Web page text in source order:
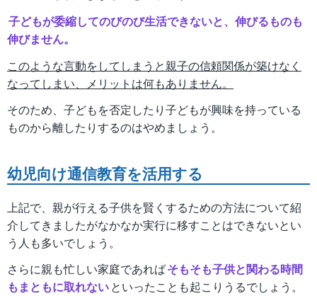
子どもが委縮してのびのび生活できないと、伸びるものも
伸びません。
このような言動をしてしまうと親子の信頼関係が築けなく
なってしまい、メリットは何もありません。
そのため、子どもを否定したり子どもが興味を持っている
ものから離したりするのはやめましょう。
幼児向け通信教育を活用する
上記で、親が行える子供を賢くするための方法について紹
介してきましたがなかなか実行に移すことはできないとい
う人も多いでしょう。
さらに親も忙しい家庭であればそもそも子供と関わる時間
もまともに取れないといったことも起こりうるでしょう。